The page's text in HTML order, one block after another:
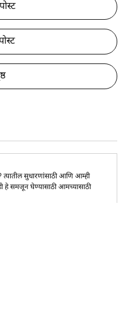
त्यातील सुधारणांसाठी आणि आम्ही
हे समजून घेण्यासाठी आमच्यासाठी